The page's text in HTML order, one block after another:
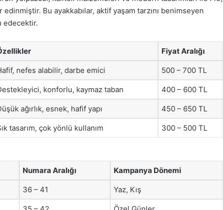
Bu ayakkabılar, aktif yaşam tarzını benimseyen
edecektir.
Fiyat Aralığı
nefes alabilir, darbe emici 500 – 700 TL
konforlu, kaymaz taban 400 – 600 TL
ağırlık, esnek, hafif yapı 450 – 650 TL
tasarım, çok yönlü kullanım 300 – 500 TL
Numara Aralığı Kampanya Dönemi
36 – 41 Yaz, Kış